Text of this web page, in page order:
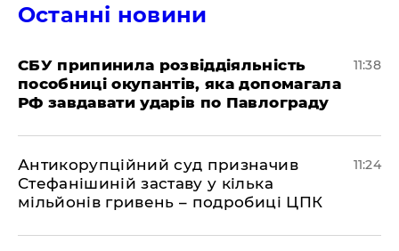
Останні новини
СБУ припинила розвіддіяльність
пособниці окупантів, яка допомагала
РФ завдавати ударів по Павлограду
11:38
Антикорупційний суд призначив
Стефанішиній заставу у кілька
мільйонів гривень – подробиці ЦПК
11:24